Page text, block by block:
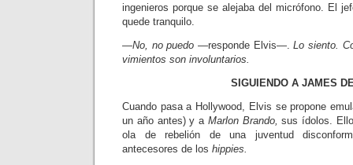
ingenieros porque se ale­jaba del micrófono. El
quede tranquilo.
—No, no puedo —responde Elvis—.Lo siento.
vimientos son involuntarios.
SIGUIENDO A JAMES
Cuando pasa a Hollywood, Elvis se propone
un año antes) y a Marlon Brando,sus ídolos.
ola de rebelión de una juventud
antecesores de los hippies.